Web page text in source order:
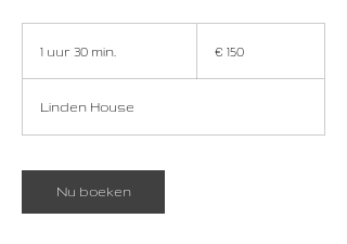
1 uur 30 min.
3
0
i
n
.
€ 150
Linden House
Nu boeken